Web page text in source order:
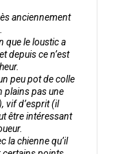
anciennement
que le loustic a
depuis ce n’est
peu pot de colle
plains pas une
vif d’esprit (il
être intéressant
la chienne qu’il